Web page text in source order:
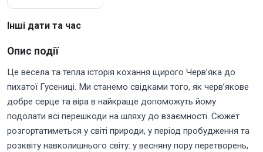
Інші дати та час
Опис події
Це весела та тепла історія кохання щирого Черв’яка до
пихатої Гусениці. Ми станемо свідками того, як черв’якове
добре серце та віра в найкраще допоможуть йому
подолати всі перешкоди на шляху до взаємності. Сюжет
розгортатиметься у світі природи, у період пробудження та
розквіту навколишнього світу: у весняну пору перетворень,